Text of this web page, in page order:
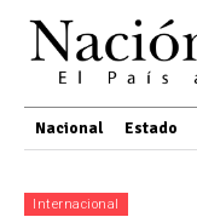
Nacional Estado
Internacional